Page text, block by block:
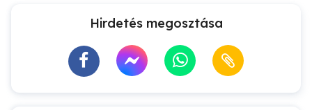
Hirdetés megosztása